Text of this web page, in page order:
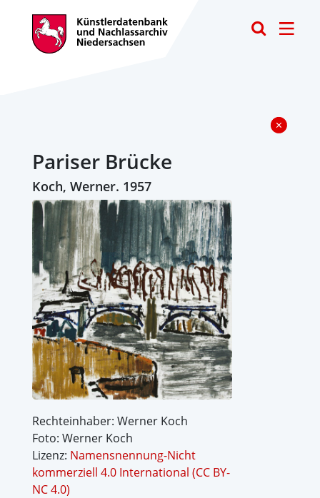
Pariser Brücke
Koch, Werner. 1957
Rechteinhaber: Werner Koch
Foto: Werner Koch
Lizenz: Namensnennung-Nicht
kommerziell 4.0 International (CC BY-
NC 4.0)